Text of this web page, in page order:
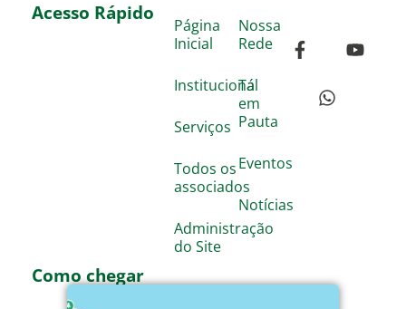
Acesso Rápido
Página
Inicial
Institucional
Serviços
Todos os
associados
Administração
do Site
Nossa
Rede
Tá
em
Pauta
Eventos
Notícias
Como chegar